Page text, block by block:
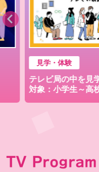
見学・体験
テレビ局の中を見
対象：小学生～高
TV Program